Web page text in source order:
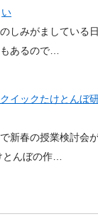
い
しみがましている
あるので…
イックたけとんぼ
新春の授業検討会
んぼの作…